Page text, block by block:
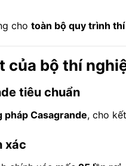
cho toàn bộ quy trình
của bộ thí
tiêu chuẩn
pháp Casagrande, cho
xác